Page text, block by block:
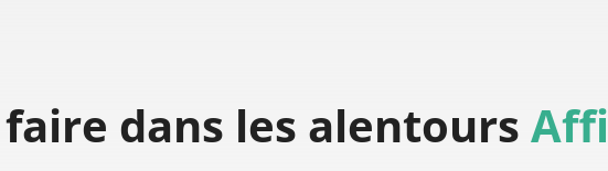
dans les alentours